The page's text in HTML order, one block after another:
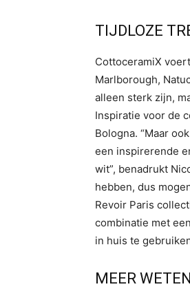
TIJDLOZE
CottoceramiX
Marlborough,
alleen sterk zijn,
Inspiratie voor de
Bologna. “Maar
een inspirerende
wit”, benadrukt
hebben, dus
Revoir Paris
combinatie met
in huis te
MEER